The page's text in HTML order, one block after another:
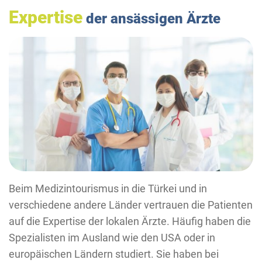
Expertise der ansässigen Ärzte
Beim Medizintourismus in die Türkei und in
verschiedene andere Länder vertrauen die Patienten
auf die Expertise der lokalen Ärzte. Häufig haben die
Spezialisten im Ausland wie den USA oder in
europäischen Ländern studiert. Sie haben bei